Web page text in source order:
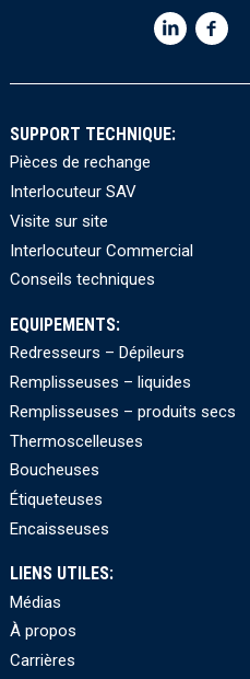
SUPPORT TECHNIQUE:
Pièces de rechange
Interlocuteur SAV
Visite sur site
Interlocuteur Commercial
Conseils techniques
EQUIPEMENTS:
Redresseurs – Dépileurs
Remplisseuses – liquides
Remplisseuses – produits secs
Thermoscelleuses
Boucheuses
Étiqueteuses
Encaisseuses
LIENS UTILES:
Médias
À propos
Carrières